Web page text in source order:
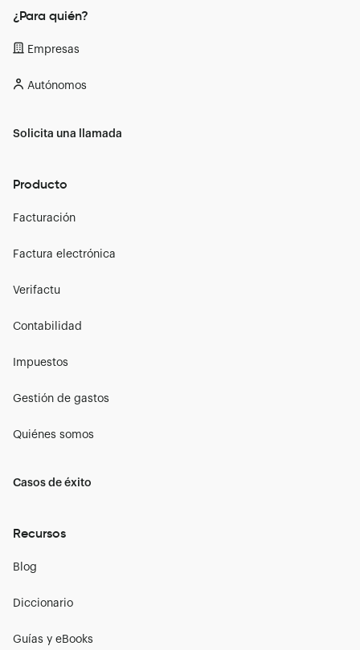
¿Para quién?
Empresas
Autónomos
Solicita una llamada
Producto
Facturación
Factura electrónica
Verifactu
Contabilidad
Impuestos
Gestión de gastos
Quiénes somos
Casos de éxito
Recursos
Blog
Diccionario
Guías y eBooks